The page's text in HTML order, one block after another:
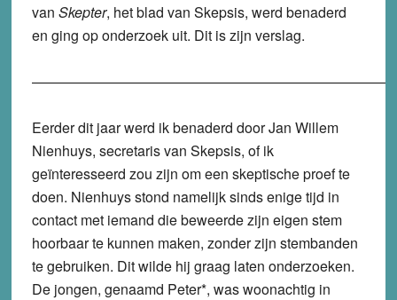
van Skepter, het blad van Skepsis, werd benaderd
en ging op onderzoek uit. Dit is zijn verslag.
Eerder dit jaar werd ik benaderd door Jan Willem
Nienhuys, secretaris van Skepsis, of ik
geïnteresseerd zou zijn om een skeptische proef te
doen. Nienhuys stond namelijk sinds enige tijd in
contact met iemand die beweerde zijn eigen stem
hoorbaar te kunnen maken, zonder zijn stembanden
te gebruiken. Dit wilde hij graag laten onderzoeken.
De jongen, genaamd Peter*, was woonachtig in